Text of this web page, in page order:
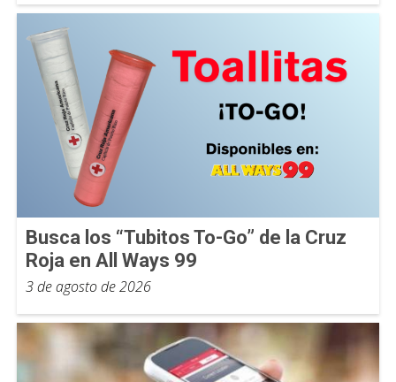
Busca los “Tubitos To-Go” de la Cruz
Roja en All Ways 99
3 de agosto de 2026